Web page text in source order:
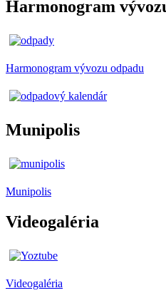
Harmonogram
Harmonogram vývozu odpadu
Munipolis
Munipolis
Videogaléria
Videogaléria